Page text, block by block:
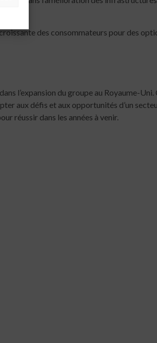
des consommateurs pour des
l’expansion du groupe au Royaume-Uni.
aux défis et aux opportunités d’un
réussir dans les années à venir.